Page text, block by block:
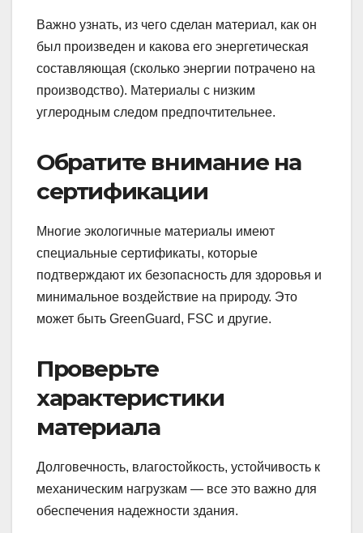
Важно узнать, из чего сделан материал, как он
был произведен и какова его энергетическая
составляющая (сколько энергии потрачено на
производство). Материалы с низким
углеродным следом предпочтительнее.
Обратите внимание на
сертификации
Многие экологичные материалы имеют
специальные сертификаты, которые
подтверждают их безопасность для здоровья и
минимальное воздействие на природу. Это
может быть GreenGuard, FSC и другие.
Проверьте
характеристики
материала
Долговечность, влагостойкость, устойчивость к
механическим нагрузкам — все это важно для
обеспечения надежности здания.